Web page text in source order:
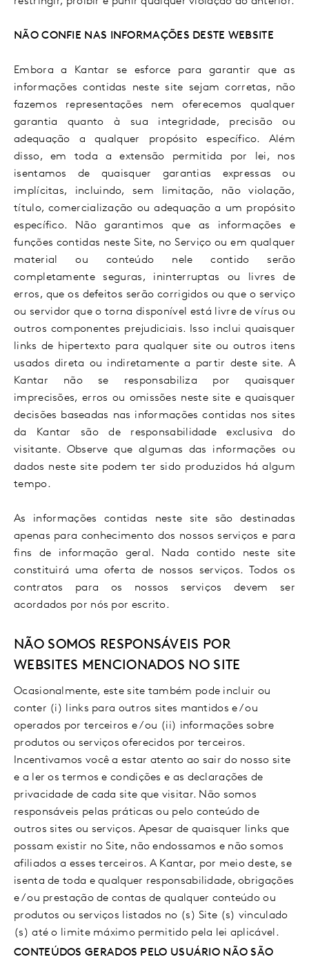
NÃO CONFIE NAS INFORMAÇÕES DESTE WEBSITE
Embora a Kantar se esforce para garantir que as
informações contidas neste site sejam corretas, não
fazemos representações nem oferecemos qualquer
garantia quanto à sua integridade, precisão ou
adequação a qualquer propósito específico. Além
disso, em toda a extensão permitida por lei, nos
isentamos de quaisquer garantias expressas ou
implícitas, incluindo, sem limitação, não violação,
título, comercialização ou adequação a um propósito
específico. Não garantimos que as informações e
funções contidas neste Site, no Serviço ou em qualquer
material ou conteúdo nele contido serão
completamente seguras, ininterruptas ou livres de
erros, que os defeitos serão corrigidos ou que o serviço
ou servidor que o torna disponível está livre de vírus ou
outros componentes prejudiciais. Isso inclui quaisquer
links de hipertexto para qualquer site ou outros itens
usados direta ou indiretamente a partir deste site. A
Kantar não se responsabiliza por quaisquer
imprecisões, erros ou omissões neste site e quaisquer
decisões baseadas nas informações contidas nos sites
da Kantar são de responsabilidade exclusiva do
visitante. Observe que algumas das informações ou
dados neste site podem ter sido produzidos há algum
tempo.
As informações contidas neste site são destinadas
apenas para conhecimento dos nossos serviços e para
fins de informação geral. Nada contido neste site
constituirá uma oferta de nossos serviços. Todos os
contratos para os nossos serviços devem ser
acordados por nós por escrito.
NÃO SOMOS RESPONSÁVEIS POR
WEBSITES MENCIONADOS NO SITE
Ocasionalmente, este site também pode incluir ou
conter (i) links para outros sites mantidos e / ou
operados por terceiros e / ou (ii) informações sobre
produtos ou serviços oferecidos por terceiros.
Incentivamos você a estar atento ao sair do nosso site
e a ler os termos e condições e as declarações de
privacidade de cada site que visitar. Não somos
responsáveis pelas práticas ou pelo conteúdo de
outros sites ou serviços. Apesar de quaisquer links que
possam existir no Site, não endossamos e não somos
afiliados a esses terceiros. A Kantar, por meio deste, se
isenta de toda e qualquer responsabilidade, obrigações
e / ou prestação de contas de qualquer conteúdo ou
produtos ou serviços listados no (s) Site (s) vinculado
(s) até o limite máximo permitido pela lei aplicável.
CONTEÚDOS GERADOS PELO USUÁRIO NÃO SÃO